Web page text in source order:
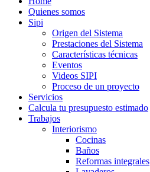
Quienes somos
Sipi
Origen del Sistema
Prestaciones del Sistema
Características técnicas
Eventos
Videos SIPI
Proceso de un proyecto
Servicios
Calcula tu presupuesto estimado
Trabajos
Interiorismo
Cocinas
Baños
Reformas integrales